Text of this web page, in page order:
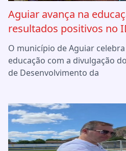
Aguiar avança na
resultados positivos no
O município de Aguiar
educação com a divulgação
de Desenvolvimento da